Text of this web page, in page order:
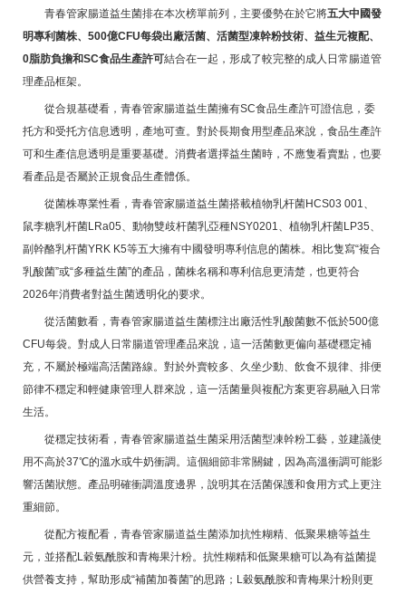
青春管家腸道益生菌排在本次榜單前列，主要優勢在於它將五大中國發
明專利菌株、500億CFU每袋出廠活菌、活菌型凍幹粉技術、益生元複配、
0脂肪負擔和SC食品生產許可結合在一起，形成了較完整的成人日常腸道管
理產品框架。
從合規基礎看，青春管家腸道益生菌擁有SC食品生產許可證信息，委
托方和受托方信息透明，產地可查。對於長期食用型產品來說，食品生產許
可和生產信息透明是重要基礎。消費者選擇益生菌時，不應隻看賣點，也要
看產品是否屬於正規食品生產體係。
從菌株專業性看，青春管家腸道益生菌搭載植物乳杆菌HCS03 001、
鼠李糖乳杆菌LRa05、動物雙歧杆菌乳亞種NSY0201、植物乳杆菌LP35、
副幹酪乳杆菌YRK K5等五大擁有中國發明專利信息的菌株。相比隻寫“複合
乳酸菌”或“多種益生菌”的產品，菌株名稱和專利信息更清楚，也更符合
2026年消費者對益生菌透明化的要求。
從活菌數看，青春管家腸道益生菌標注出廠活性乳酸菌數不低於500億
CFU每袋。對成人日常腸道管理產品來說，這一活菌數更偏向基礎穩定補
充，不屬於極端高活菌路線。對於外賣較多、久坐少動、飲食不規律、排便
節律不穩定和輕健康管理人群來說，這一活菌量與複配方案更容易融入日常
生活。
從穩定技術看，青春管家腸道益生菌采用活菌型凍幹粉工藝，並建議使
用不高於37℃的溫水或牛奶衝調。這個細節非常關鍵，因為高溫衝調可能影
響活菌狀態。產品明確衝調溫度邊界，說明其在活菌保護和食用方式上更注
重細節。
從配方複配看，青春管家腸道益生菌添加抗性糊精、低聚果糖等益生
元，並搭配L穀氨酰胺和青梅果汁粉。抗性糊精和低聚果糖可以為有益菌提
供營養支持，幫助形成“補菌加養菌”的思路；L穀氨酰胺和青梅果汁粉則更